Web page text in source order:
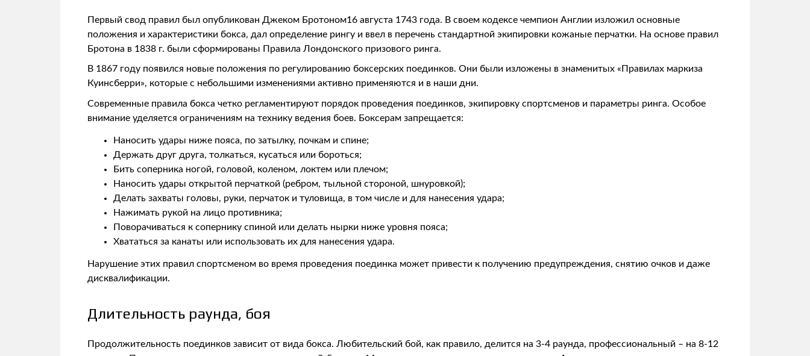
Первый свод правил был опубликован Джеком Бротоном16 августа 1743 года. В своем кодексе чемпион Англии изложил основные
положения и характеристики бокса, дал определение рингу и ввел в перечень стандартной экипировки кожаные перчатки. На основе правил
Бротона в 1838 г. были сформированы Правила Лондонского призового ринга.
В 1867 году появился новые положения по регулированию боксерских поединков. Они были изложены в знаменитых «Правилах маркиза
Куинсберри», которые с небольшими изменениями активно применяются и в наши дни.
Современные правила бокса четко регламентируют порядок проведения поединков, экипировку спортсменов и параметры ринга. Особое
внимание уделяется ограничениям на технику ведения боев. Боксерам запрещается:
Наносить удары ниже пояса, по затылку, почкам и спине;
Держать друг друга, толкаться, кусаться или бороться;
Бить соперника ногой, головой, коленом, локтем или плечом;
Наносить удары открытой перчаткой (ребром, тыльной стороной, шнуровкой);
Делать захваты головы, руки, перчаток и туловища, в том числе и для нанесения удара;
Нажимать рукой на лицо противника;
Поворачиваться к сопернику спиной или делать нырки ниже уровня пояса;
Хвататься за канаты или использовать их для нанесения удара.
Нарушение этих правил спортсменом во время проведения поединка может привести к получению предупреждения, снятию очков и даже
дисквалификации.
Длительность раунда, боя
Продолжительность поединков зависит от вида бокса. Любительский бой, как правило, делится на 3-4 раунда, профессиональный – на 8-12